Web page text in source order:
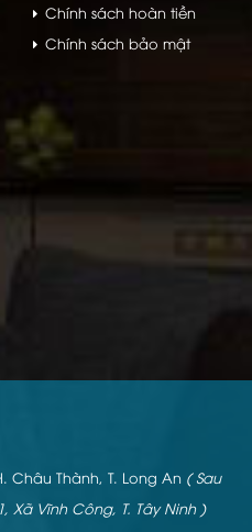
Chính sách hoàn tiền
Chính sách bảo mật
Châu Thành, T. Long An ( Sau
Xã Vĩnh Công, T. Tây Ninh )